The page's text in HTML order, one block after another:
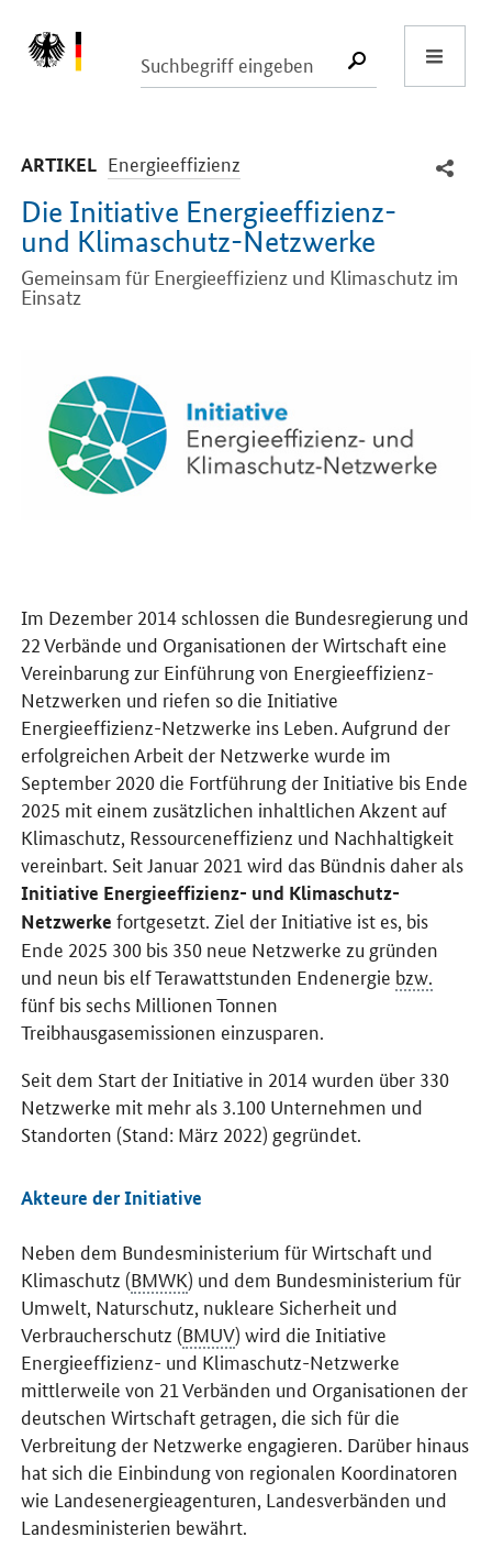
SUCHE
ARTIKEL -
Energieeffizienz
Die Initiative Energieeffizienz-
und Klimaschutz-Netzwerke
Gemeinsam für Energieeffizienz und Klimaschutz im
Einsatz
Im Dezember 2014 schlossen die Bundesregierung und
22 Verbände und Organisationen der Wirtschaft eine
Vereinbarung zur Einführung von Energieeffizienz-
Netzwerken und riefen so die Initiative
Energieeffizienz-Netzwerke ins Leben. Aufgrund der
erfolgreichen Arbeit der Netzwerke wurde im
September 2020 die Fortführung der Initiative bis Ende
2025 mit einem zusätzlichen inhaltlichen Akzent auf
Klimaschutz, Ressourceneffizienz und Nachhaltigkeit
vereinbart. Seit Januar 2021 wird das Bündnis daher als
Initiative Energieeffizienz- und Klimaschutz-
Netzwerke fortgesetzt. Ziel der Initiative ist es, bis
Ende 2025 300 bis 350 neue Netzwerke zu gründen
und neun bis elf Terawattstunden Endenergie bzw.
fünf bis sechs Millionen Tonnen
Treibhausgasemissionen einzusparen.
Seit dem Start der Initiative in 2014 wurden über 330
Netzwerke mit mehr als 3.100 Unternehmen und
Standorten (Stand: März 2022) gegründet.
Akteure der Initiative
Neben dem Bundesministerium für Wirtschaft und
Klimaschutz (BMWK) und dem Bundesministerium für
Umwelt, Naturschutz, nukleare Sicherheit und
Verbraucherschutz (BMUV) wird die Initiative
Energieeffizienz- und Klimaschutz-Netzwerke
mittlerweile von 21 Verbänden und Organisationen der
deutschen Wirtschaft getragen, die sich für die
Verbreitung der Netzwerke engagieren. Darüber hinaus
hat sich die Einbindung von regionalen Koordinatoren
wie Landesenergieagenturen, Landesverbänden und
Landesministerien bewährt.